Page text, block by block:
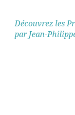
Découvrez les
par Jean-